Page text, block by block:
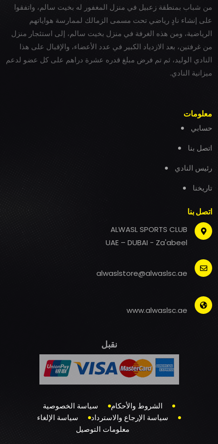
من شباب بمنطقة زعبيل في منزل المغفور له بخيت سالم، واتفقوا
على إنشاء نادٍ رياضي تحت مسمى الزمالك لممارسة هواياتهم
الرياضية، ومن هذه الغرفة في منزل بخيت سالم، إلى استئجار منزل
من غرفتين، بعد الازدياد الكبير في عدد الأعضاء، والإقبال على هذا
النادي الوليد، ثم تم فرض مبلغ قدره عشرة دراهم على كل عضو لدعم
ميزانية النادي.
معلومات
حسابي
اتصل بنا
رئيس النادي
تاريخنا
اتصل بنا
ALWASL SPORTS CLUB
UAE – DUBAI - Za'abeel
alwaslstore@alwaslsc.ae
www.alwaslsc.ae
نقبل
الشروط والأحكام
سياسة الخصوصية
سياسة الإرجاع والاسترداد
سياسة الإلغاء
معلومات التوصيل